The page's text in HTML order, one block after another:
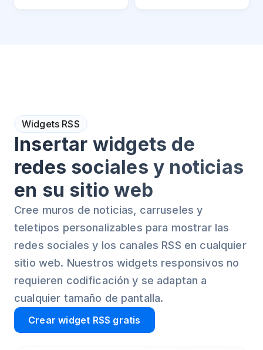
Widgets RSS
Insertar widgets de
redes sociales y noticias
en su sitio web
Cree muros de noticias, carruseles y
teletipos personalizables para mostrar las
redes sociales y los canales RSS en cualquier
sitio web. Nuestros widgets responsivos no
requieren codificación y se adaptan a
cualquier tamaño de pantalla.
Crear widget RSS gratis